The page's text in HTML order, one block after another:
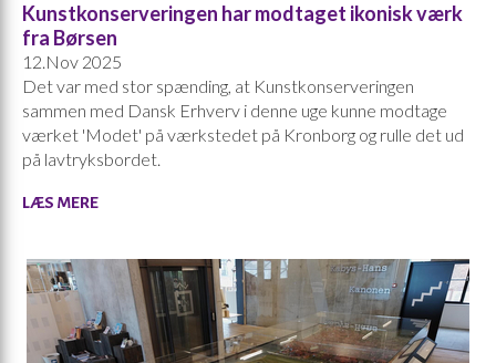
Kunstkonserveringen har modtaget ikonisk værk
fra Børsen
12.Nov 2025
Det var med stor spænding, at Kunstkonserveringen
sammen med Dansk Erhverv i denne uge kunne modtage
værket 'Modet' på værkstedet på Kronborg og rulle det ud
på lavtryksbordet.
LÆS MERE